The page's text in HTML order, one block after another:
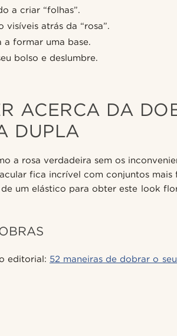
a criar “folhas”.
visíveis atrás da “rosa”.
formar uma base.
bolso e deslumbre.
ACERCA DA
DUPLA
a rosa verdadeira sem os
fica incrível com conjuntos mais
um elástico para obter este look
editorial: 52 maneiras de dobrar o